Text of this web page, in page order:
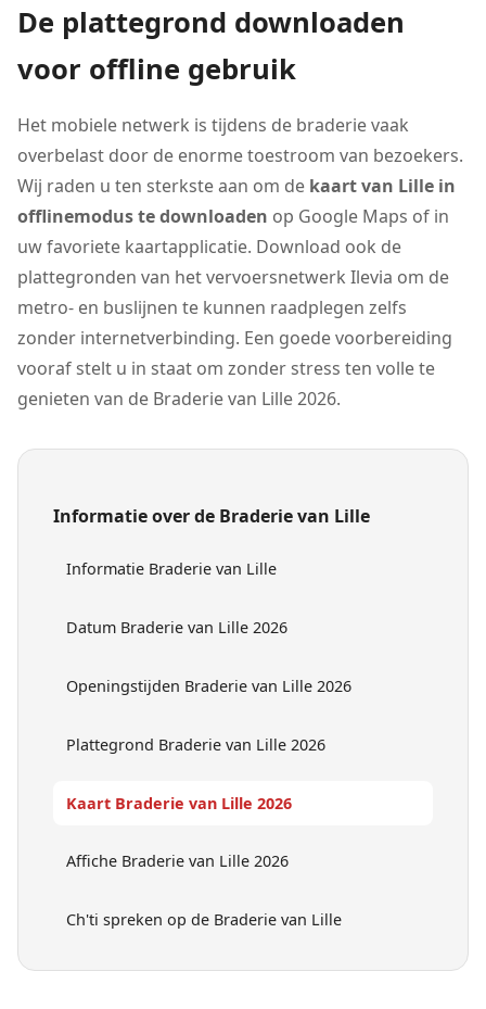
De plattegrond downloaden
voor offline gebruik
Het mobiele netwerk is tijdens de braderie vaak
overbelast door de enorme toestroom van bezoekers.
Wij raden u ten sterkste aan om de kaart van Lille in
offlinemodus te downloaden op Google Maps of in
uw favoriete kaartapplicatie. Download ook de
plattegronden van het vervoersnetwerk Ilevia om de
metro- en buslijnen te kunnen raadplegen zelfs
zonder internetverbinding. Een goede voorbereiding
vooraf stelt u in staat om zonder stress ten volle te
genieten van de Braderie van Lille 2026.
Informatie over de Braderie van Lille
Informatie Braderie van Lille
Datum Braderie van Lille 2026
Openingstijden Braderie van Lille 2026
Plattegrond Braderie van Lille 2026
Kaart Braderie van Lille 2026
Affiche Braderie van Lille 2026
Ch'ti spreken op de Braderie van Lille